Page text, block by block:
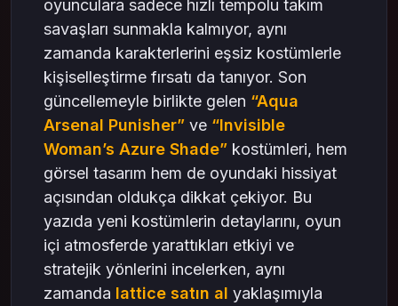
oyunculara sadece hızlı tempolu takım
savaşları sunmakla kalmıyor, aynı
zamanda karakterlerini eşsiz kostümlerle
kişiselleştirme fırsatı da tanıyor. Son
güncellemeyle birlikte gelen “Aqua
Arsenal Punisher” ve “Invisible
Woman’s Azure Shade” kostümleri, hem
görsel tasarım hem de oyundaki hissiyat
açısından oldukça dikkat çekiyor. Bu
yazıda yeni kostümlerin detaylarını, oyun
içi atmosferde yarattıkları etkiyi ve
stratejik yönlerini incelerken, aynı
zamanda lattice satın al yaklaşımıyla